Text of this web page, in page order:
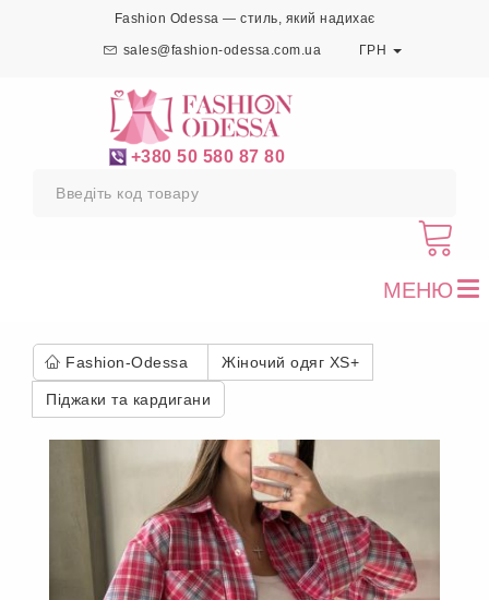
Fashion Odessa — стиль, який надихає
sales@fashion-odessa.com.ua ГРН
+380 50 580 87 80
МЕНЮ
Fashion-Odessa Жіночий одяг XS+
Піджаки та кардигани